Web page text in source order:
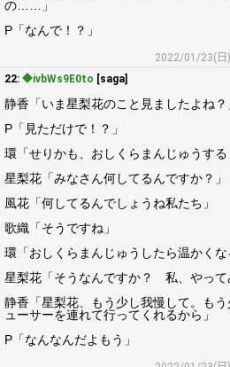
の……」
P「なんで！？」
2022/01/23(日
22: ◆ivbWs9E0to [saga]
静香「いま星梨花のこと見ましたよね？
P「見ただけで！？」
環「せりかも、おしくらまんじゅうする
星梨花「みなさん何してるんですか？」
風花「何してるんでしょうね私たち」
歌織「そうですね」
環「おしくらまんじゅうしたら温かくな
星梨花「そうなんですか？ 私、やって
静香「星梨花、もう少し我慢して。も
ューサーを連れて行ってくれるから」
P「なんなんだよもう」